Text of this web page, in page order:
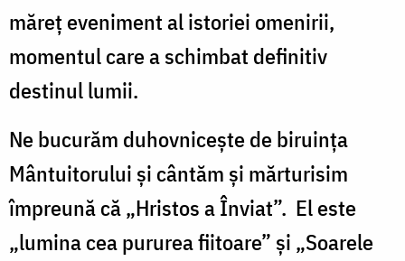
măreț eveniment al istoriei omenirii,
momentul care a schimbat definitiv
destinul lumii.
Ne bucurăm duhovnicește de biruința
Mântuitorului și cântăm și mărturisim
împreună că „Hristos a Înviat”. El este
„lumina cea pururea fiitoare” și „Soarele